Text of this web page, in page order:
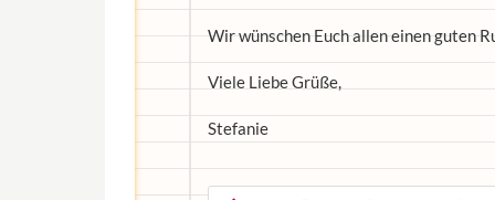
Wir wünschen Euch allen einen guten
Viele Liebe Grüße,
Stefanie